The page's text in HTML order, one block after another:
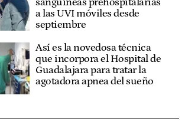
sanguíneas prehospitalarias
a las UVI móviles desde
septiembre
Así es la novedosa técnica
que incorpora el Hospital de
Guadalajara para tratar la
agotadora apnea del sueño